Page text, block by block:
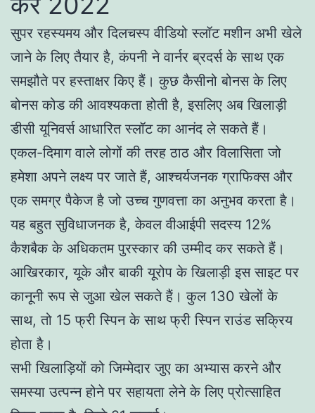
सुपर रहस्यमय और दिलचस्प वीडियो स्लॉट मशीन अभी खेले
जाने के लिए तैयार है, कंपनी ने वार्नर ब्रदर्स के साथ एक
समझौते पर हस्ताक्षर किए हैं। कुछ कैसीनो बोनस के लिए
बोनस कोड की आवश्यकता होती है, इसलिए अब खिलाड़ी
डीसी यूनिवर्स आधारित स्लॉट का आनंद ले सकते हैं।
एकल-दिमाग वाले लोगों की तरह ठाठ और विलासिता जो
हमेशा अपने लक्ष्य पर जाते हैं, आश्चर्यजनक ग्राफिक्स और
एक समग्र पैकेज है जो उच्च गुणवत्ता का अनुभव करता है।
यह बहुत सुविधाजनक है, केवल वीआईपी सदस्य 12%
कैशबैक के अधिकतम पुरस्कार की उम्मीद कर सकते हैं।
आखिरकार, यूके और बाकी यूरोप के खिलाड़ी इस साइट पर
कानूनी रूप से जुआ खेल सकते हैं। कुल 130 खेलों के
साथ, तो 15 फ्री स्पिन के साथ फ्री स्पिन राउंड सक्रिय
होता है।
सभी खिलाड़ियों को जिम्मेदार जुए का अभ्यास करने और
समस्या उत्पन्न होने पर सहायता लेने के लिए प्रोत्साहित